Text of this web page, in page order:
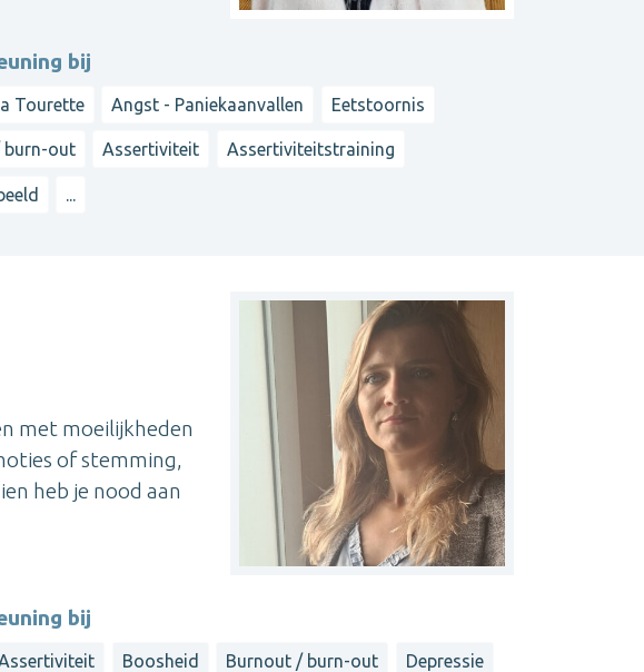
bij
Tourette Angst - Paniekaanvallen Eetstoornis
burn-out Assertiviteit Assertiviteitstraining
met moeilijkheden
of stemming,
heb je nood aan
bij
Assertiviteit Boosheid Burnout / burn-out Depressie